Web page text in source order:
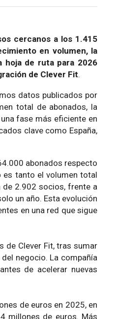
cercanos a los 1.415
en volumen, la
hoja de ruta para 2026
de Clever Fit.
datos publicados por
total de abonados, la
fase más eficiente en
clave como España,
abonados respecto
es tanto el volumen total
de 2.902 socios, frente a
un año. Esta evolución
en una red que sigue
de Clever Fit, tras sumar
negocio. La compañía
de acelerar nuevas
de euros en 2025, en
millones de euros. Más